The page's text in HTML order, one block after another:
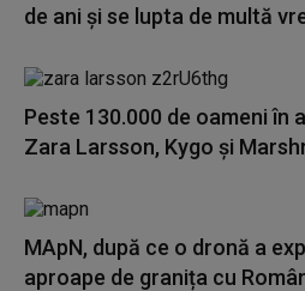
de ani și se lupta de multă
Peste 130.000 de oameni în
Zara Larsson, Kygo și
MApN, după ce o dronă a
aproape de granița cu